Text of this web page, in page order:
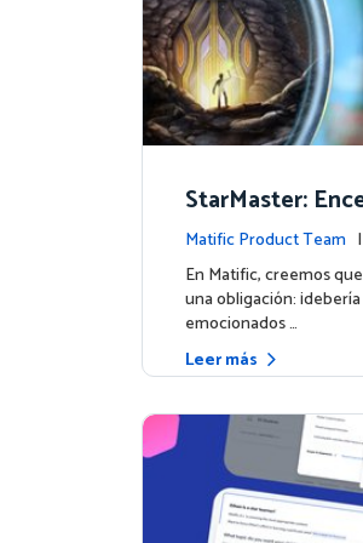
StarMaster:
prendizaje a
istosa
Matific Product Team
la plataforma
En Matific, creemos
una obligación:
emocionados …
Leer más